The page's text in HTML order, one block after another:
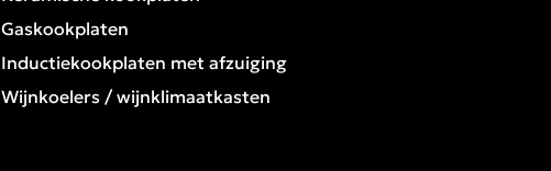
Gaskookplaten
Inductiekookplaten met afzuiging
Wijnkoelers / wijnklimaatkasten